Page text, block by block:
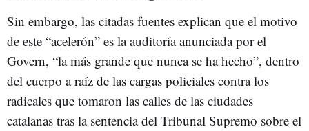
Sin embargo, las citadas fuentes explican que el motivo
de este “acelerón” es la auditoría anunciada por el
Govern, “la más grande que nunca se ha hecho”, dentro
del cuerpo a raíz de las cargas policiales contra los
radicales que tomaron las calles de las ciudades
catalanas tras la sentencia del Tribunal Supremo sobre el